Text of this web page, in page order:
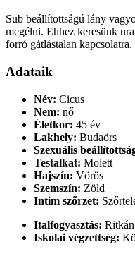
Sub beállítottságú lány
megélni. Ehhez keresünk
forró gátlástalan kapcsolatra.
Adataik
Név: Cicus
Nem: nő
Életkor: 45 év
Lakhely: Budaörs
Szexuális
Testalkat: Molett
Hajszín: Vörös
Szemszín: Zöld
Intim szőrzet:
Italfogyasztás:
Iskolai végzettség: